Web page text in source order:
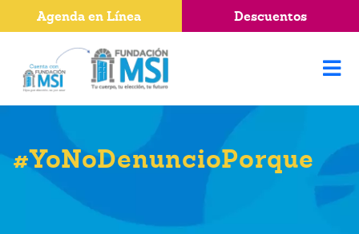
#YoNoDenuncioPorque
Agenda en Línea Descuentos